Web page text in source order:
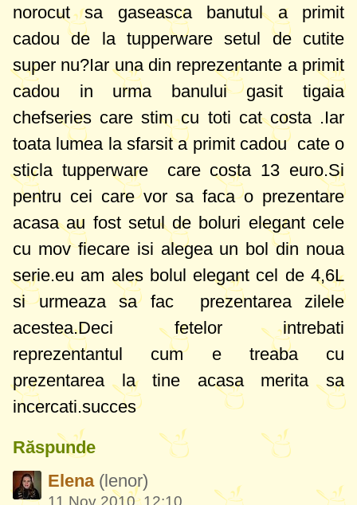
norocut sa gaseasca banutul a primit
cadou de la tupperware setul de cutite
super nu?Iar una din reprezentante a primit
cadou in urma banului gasit tigaia
chefseries care stim cu toti cat costa .Iar
toata lumea la sfarsit a primit cadou cate o
sticla tupperware care costa 13 euro.Si
pentru cei care vor sa faca o prezentare
acasa au fost setul de boluri elegant cele
cu mov fiecare isi alegea un bol din noua
serie.eu am ales bolul elegant cel de 4,6L
si urmeaza sa fac prezentarea zilele
acestea.Deci fetelor intrebati
reprezentantul cum e treaba cu
prezentarea la tine acasa merita sa
incercati.succes
Răspunde
Elena (lenor)
11 Nov 2010, 12:10